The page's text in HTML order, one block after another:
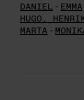
DANIEL - EMMA
HUGO,
MARTA -